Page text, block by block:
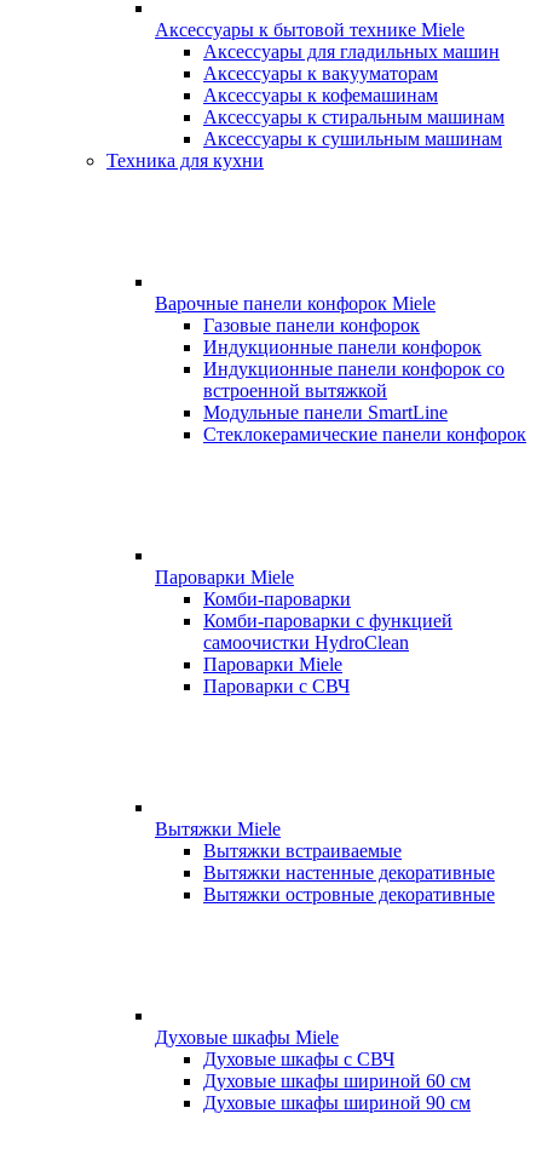
Аксессуары к бытовой технике Miele
Аксессуары для гладильных машин
Аксессуары к вакууматорам
Аксессуары к кофемашинам
Аксессуары к стиральным машинам
Аксессуары к сушильным машинам
Техника для кухни
Варочные панели конфорок Miele
Газовые панели конфорок
Индукционные панели конфорок
Индукционные панели конфорок со
встроенной вытяжкой
Модульные панели SmartLine
Стеклокерамические панели конфорок
Пароварки Miele
Комби-пароварки
Комби-пароварки с функцией
самоочистки HydroClean
Пароварки Miele
Пароварки с СВЧ
Вытяжки Miele
Вытяжки встраиваемые
Вытяжки настенные декоративные
Вытяжки островные декоративные
Духовые шкафы Miele
Духовые шкафы с СВЧ
Духовые шкафы шириной 60 см
Духовые шкафы шириной 90 см